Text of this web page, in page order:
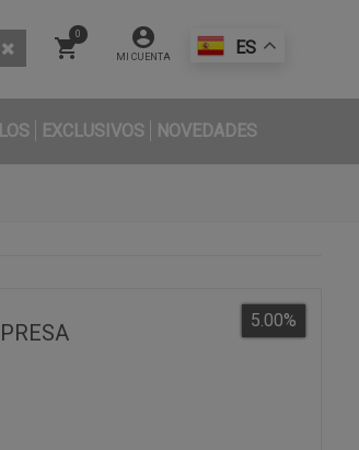
ES
MI CUENTA
0
EXCLUSIVOS NOVEDADES
5.00%